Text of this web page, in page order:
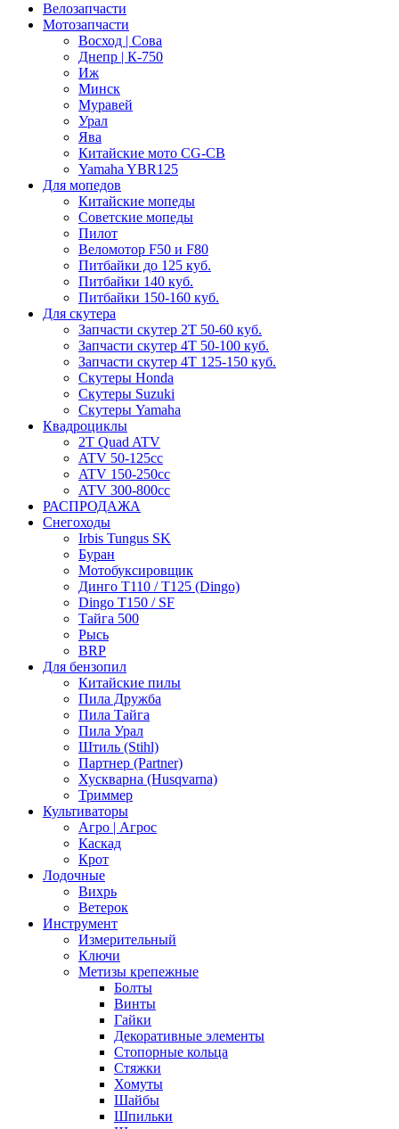
Велозапчасти
Мотозапчасти
Восход | Сова
Днепр | К-750
Иж
Минск
Муравей
Урал
Ява
Китайские мото CG-CB
Yamaha YBR125
Для мопедов
Китайские мопеды
Советские мопеды
Пилот
Веломотор F50 и F80
Питбайки до 125 куб.
Питбайки 140 куб.
Питбайки 150-160 куб.
Для скутера
Запчасти скутер 2Т 50-60 куб.
Запчасти скутер 4Т 50-100 куб.
Запчасти скутер 4Т 125-150 куб.
Скутеры Honda
Скутеры Suzuki
Скутеры Yamaha
Квадроциклы
2T Quad ATV
ATV 50-125cc
ATV 150-250cc
ATV 300-800cc
РАСПРОДАЖА
Снегоходы
Irbis Tungus SK
Буран
Мотобуксировщик
Динго T110 / T125 (Dingo)
Dingo T150 / SF
Тайга 500
Рысь
BRP
Для бензопил
Китайские пилы
Пила Дружба
Пила Тайга
Пила Урал
Штиль (Stihl)
Партнер (Partner)
Хускварна (Husqvarna)
Триммер
Культиваторы
Агро | Агрос
Каскад
Крот
Лодочные
Вихрь
Ветерок
Инструмент
Измерительный
Ключи
Метизы крепежные
Болты
Винты
Гайки
Декоративные элементы
Стопорные кольца
Стяжки
Хомуты
Шайбы
Шпильки